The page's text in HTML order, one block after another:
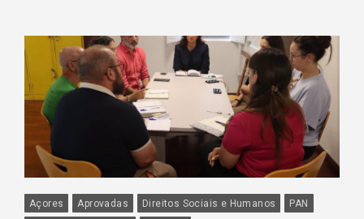
Açores Aprovadas Direitos Sociais e Humanos
PAN